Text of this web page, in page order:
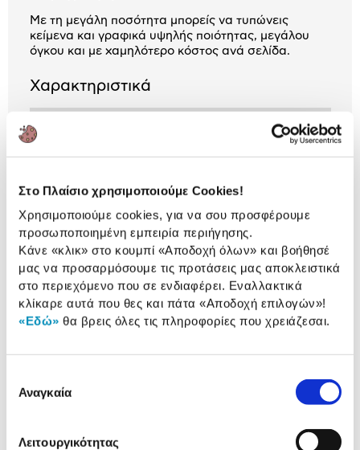
Στο Πλαίσιο χρησιμοποιούμε Cookies!
Χρησιμοποιούμε cookies, για να σου προσφέρουμε
προσωποποιημένη εμπειρία περιήγησης.
Κάνε «κλικ» στο κουμπί «Αποδοχή όλων» και βοήθησέ
μας να προσαρμόσουμε τις προτάσεις μας αποκλειστικά
στο περιεχόμενο που σε ενδιαφέρει. Εναλλακτικά
κλίκαρε αυτά που θες και πάτα «Αποδοχή επιλογών»!
«Εδώ» θα βρεις όλες τις πληροφορίες που χρειάζεσαι.
συγκατάθεσης
Αναγκαία
Λειτουργικότητας
Με τη μεγάλη ποσότητα μπορείς να τυπώνεις
κείμενα και γραφικά υψηλής ποιότητας, μεγάλου
όγκου και με χαμηλότερο κόστος ανά σελίδα.
Χαρακτηριστικά
300
ΒΛΕΠΕΙΣ:
Μελάνι Canon CL-546XL Colour
26,90 €